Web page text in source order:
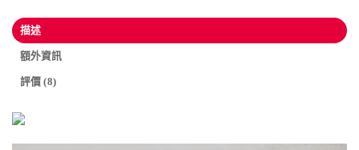
描述
額外資訊
評價 (8)